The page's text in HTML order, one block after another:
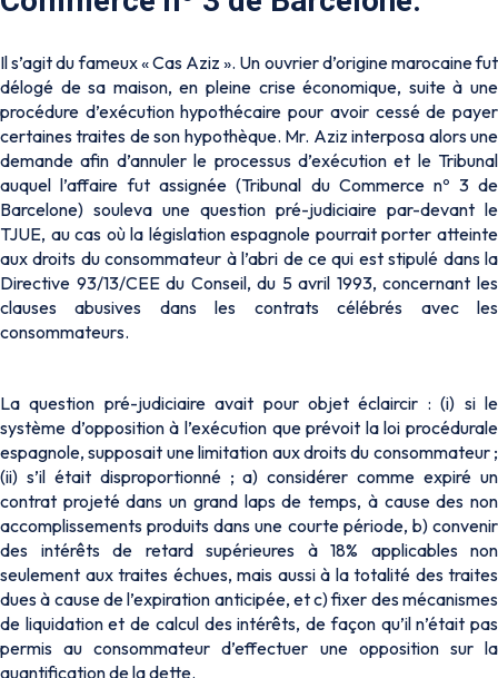
Il s’agit du fameux « Cas Aziz ». Un ouvrier d’origine marocaine fut
délogé de sa maison, en pleine crise économique, suite à une
procédure d’exécution hypothécaire pour avoir cessé de payer
certaines traites de son hypothèque. Mr. Aziz interposa alors une
demande afin d’annuler le processus d’exécution et le Tribunal
auquel l’affaire fut assignée (Tribunal du Commerce nº 3 de
Barcelone) souleva une question pré-judiciaire par-devant le
TJUE, au cas où la législation espagnole pourrait porter atteinte
aux droits du consommateur à l’abri de ce qui est stipulé dans la
Directive 93/13/CEE du Conseil, du 5 avril 1993, concernant les
clauses abusives dans les contrats célébrés avec les
consommateurs.
La question pré-judiciaire avait pour objet éclaircir : (i) si le
système d’opposition à l’exécution que prévoit la loi procédurale
espagnole, supposait une limitation aux droits du consommateur ;
(ii) s’il était disproportionné ; a) considérer comme expiré un
contrat projeté dans un grand laps de temps, à cause des non
accomplissements produits dans une courte période, b) convenir
des intérêts de retard supérieures à 18% applicables non
seulement aux traites échues, mais aussi à la totalité des traites
dues à cause de l’expiration anticipée, et c) fixer des mécanismes
de liquidation et de calcul des intérêts, de façon qu’il n’était pas
permis au consommateur d’effectuer une opposition sur la
quantification de la dette.